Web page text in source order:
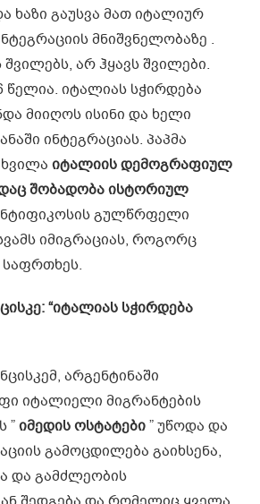
ხაზი გაუსვა მათ იტალიურ
მნიშვნელობაზე .
შვილებს, არ ჰყავს შვილები.
წელია. იტალიას სჭირდება
მიიღოს ისინი და ხელი
ინტეგრაციას. პაპმა
იტალიის დემოგრაფიულ
შობადობა ისტორიულ
გულწრფელი
იმიგრაციას, როგორც
“იტალიას სჭირდება
არგენტინაში
იტალიელი მიგრანტების
”იმედის ოსტატები” უწოდა და
გამოცდილება გაიხსენა,
და გამძლეობის